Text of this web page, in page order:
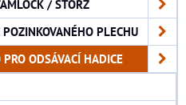
/ STORZ
PLECHU
ODSÁVACÍ HADICE